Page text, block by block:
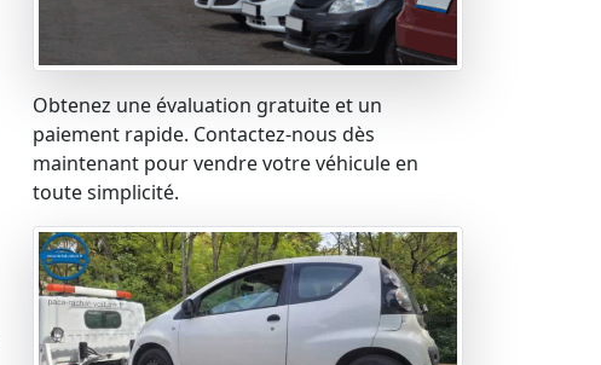
Obtenez une évaluation gratuite et un
paiement rapide. Contactez-nous dès
maintenant pour vendre votre véhicule en
toute simplicité.